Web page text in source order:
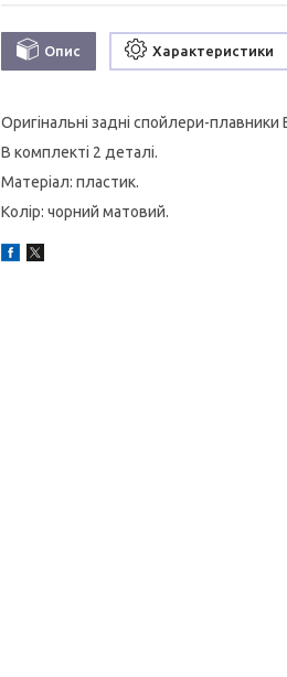
Опис Характеристики
Оригінальні задні спойлери-
В комплекті 2 деталі.
Матеріал: пластик.
Колір: чорний матовий.